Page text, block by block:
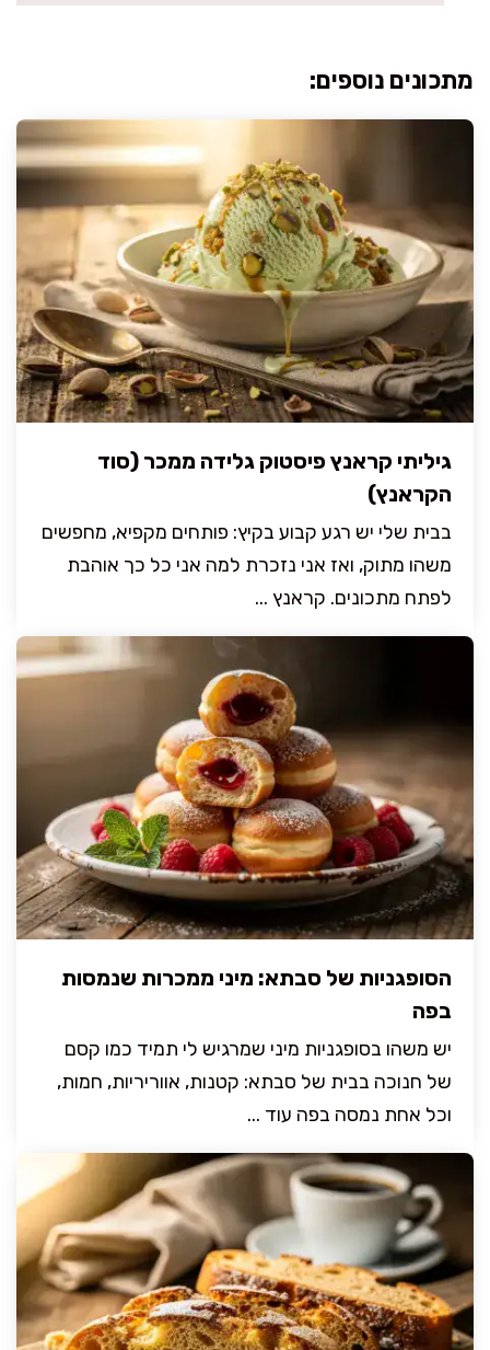
מתכונים נוספים:
גיליתי קראנץ פיסטוק גלידה ממכר (סוד
הקראנץ)
בבית שלי יש רגע קבוע בקיץ: פותחים מקפיא, מחפשים
משהו מתוק, ואז אני נזכרת למה אני כל כך אוהבת
לפתח מתכונים. קראנץ ...
הסופגניות של סבתא: מיני ממכרות שנמסות
בפה
יש משהו בסופגניות מיני שמרגיש לי תמיד כמו קסם
של חנוכה בבית של סבתא: קטנות, אווריריות, חמות,
וכל אחת נמסה בפה עוד ...